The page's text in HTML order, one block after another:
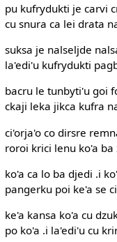
pu kufrydukti je carvi
cu snura ca lei drata
suksa je nalseljde
la'edi'u kufrydukti
bacru le tunbyti'u goi
ckaji leka jikca kufra
ci'orja'o co dirsre
roroi krici lenu ko'a ba
ko'a ca lo ba djedi .i
pangerku poi ke'a se
ke'a kansa ko'a cu
po ko'a .i la'edi'u cu